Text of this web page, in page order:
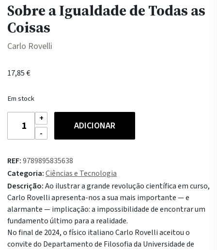
Sobre a Igualdade de Todas as
Coisas
Carlo Rovelli
17,85€
Em stock
Quantidade
Sobre
Igualdade
de
Todas
as
Coisas
ADICIONAR
REF:9789895835638
Categoria:Ciências e Tecnologia
Descrição:Ao ilustrar a grande revolução científica em curso,
Carlo Rovelli apresenta-nos a sua mais importante — e
alarmante — implicação: a impossibilidade de encontrar um
fundamento último para a realidade.
No final de 2024, o físico italiano Carlo Rovelli aceitou o
convite do Departamento de Filosofia da Universidade de